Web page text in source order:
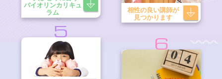
バイオリンカリキュ
ラム
相性の良い講師が
見つかります
5
6